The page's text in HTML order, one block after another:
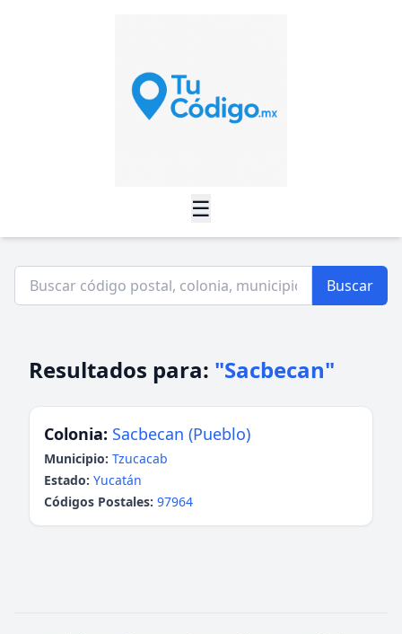
☰
Buscar
Resultados para: "Sacbecan"
Colonia: Sacbecan (Pueblo)
Municipio: Tzucacab
Estado: Yucatán
Códigos Postales: 97964